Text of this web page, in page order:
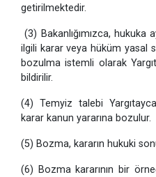
getirilmektedir.
(3) Bakanlığımızca, hukuka
ilgili karar veya hüküm yasal
bozulma istemli olarak
bildirilir.
(4) Temyiz talebi
karar kanun yararına bozulur.
(5) Bozma, kararın hukuki
(6) Bozma kararının bir